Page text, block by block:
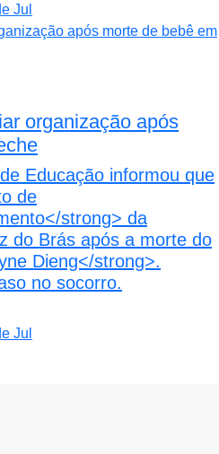
Jul
organização após
Educação informou que
de
strong> da
do Brás após a morte do
Dieng</strong>.
no socorro.
Jul